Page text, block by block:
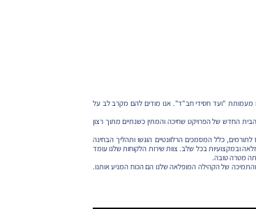
מעמותת "ועד חסידי חב"ד". אנו מודים להם מקרב לב על
הבית החדש של הפרויקט שחיכה והמתין כשנתיים מתוך רצון
הטבת מס לתורמים, כלל המסמכים הרלוונטיים הוגשו ותהליך הבחינה
ובמקצועיות בכל שלב. צוות שירות הלקוחות שלנו עומד
מטרה טובה.
של הקהילה המופלאה שלנו הם הכוח המניע אותנו.